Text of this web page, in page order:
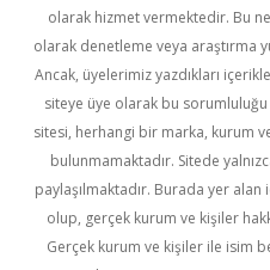
olarak hizmet vermektedir. Bu
olarak denetleme veya araştırma
Ancak, üyelerimiz yazdıkları
siteye üye olarak bu
sitesi, herhangi bir marka, kurum
bulunmamaktadır. Sitede
paylaşılmaktadır. Burada yer
olup, gerçek kurum ve kişiler
Gerçek kurum ve kişiler ile isim